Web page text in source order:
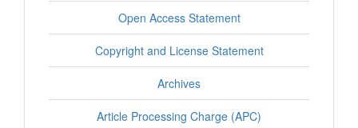
Open Access Statement
Copyright and License Statement
Archives
Article Processing Charge (APC)